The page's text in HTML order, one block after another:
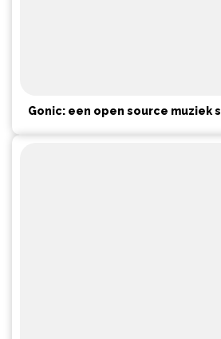
Gonic: een open source muziek